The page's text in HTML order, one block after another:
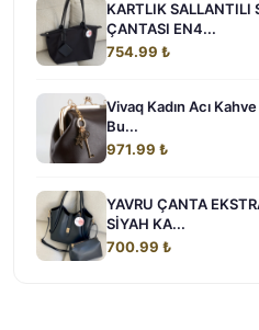
KARTLIK SALLANTILI
ÇANTASI EN4...
754.99 ₺
Vivaq Kadın Acı
Bu...
971.99 ₺
YAVRU ÇANTA
SİYAH KA...
700.99 ₺